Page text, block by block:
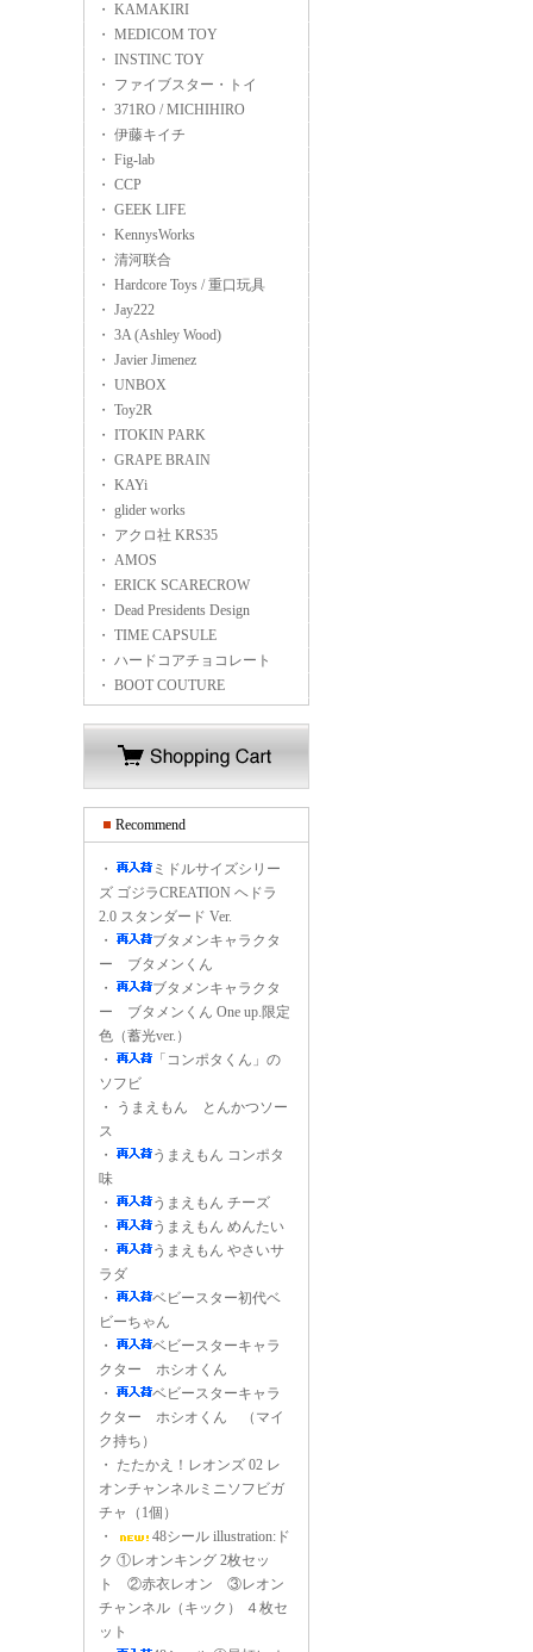
・ KAMAKIRI
・ MEDICOM TOY
・ INSTINC TOY
・ ファイブスター・トイ
・ 371RO / MICHIHIRO
・ 伊藤キイチ
・ Fig-lab
・ CCP
・ GEEK LIFE
・ KennysWorks
・ 清河联合
・ Hardcore Toys / 重口玩具
・ Jay222
・ 3A (Ashley Wood)
・ Javier Jimenez
・ UNBOX
・ Toy2R
・ ITOKIN PARK
・ GRAPE BRAIN
・ KAYi
・ glider works
・ アクロ社 KRS35
・ AMOS
・ ERICK SCARECROW
・ Dead Presidents Design
・ TIME CAPSULE
・ ハードコアチョコレート
・ BOOT COUTURE
Recommend
・
ミドルサイズシリー
ズ ゴジラCREATION ヘドラ
2.0 スタンダード Ver.
・
ブタメンキャラクタ
ー ブタメンくん
・
ブタメンキャラクタ
ー ブタメンくん One up.限定
色（蓄光ver.）
・
「コンポタくん」の
ソフビ
・
うまえもん とんかつソー
ス
・
うまえもん コンポタ
味
・
うまえもん チーズ
・
うまえもん めんたい
・
うまえもん やさいサ
ラダ
・
ベビースター初代ベ
ビーちゃん
・
ベビースターキャラ
クター ホシオくん
・
ベビースターキャラ
クター ホシオくん （マイ
ク持ち）
・ たたかえ！レオンズ 02 レ
オンチャンネルミニソフビガ
チャ（1個）
・
48シール illustration:ド
ク ①レオンキング 2枚セッ
ト ②赤衣レオン ③レオン
チャンネル（キック） ４枚セ
ット